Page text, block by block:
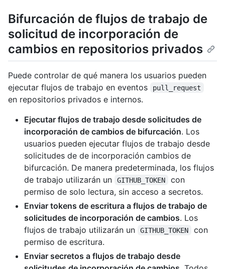
Bifurcación de flujos de trabajo de
solicitud de incorporación de
cambios en repositorios privados
Puede controlar de qué manera los usuarios pueden
ejecutar flujos de trabajo en eventos
pull_request
en repositorios privados e internos.
Ejecutar flujos de trabajo desde solicitudes de
incorporación de cambios de bifurcación. Los
usuarios pueden ejecutar flujos de trabajo desde
solicitudes de de incorporación cambios de
bifurcación. De manera predeterminada, los flujos
de trabajo utilizarán un
GITHUB_TOKEN
con
permiso de solo lectura, sin acceso a secretos.
Enviar tokens de escritura a flujos de trabajo de
solicitudes de incorporación de cambios. Los
flujos de trabajo utilizarán un
GITHUB_TOKEN
con
permiso de escritura.
Enviar secretos a flujos de trabajo desde